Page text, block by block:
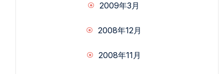
2009年3月
2008年12月
2008年11月